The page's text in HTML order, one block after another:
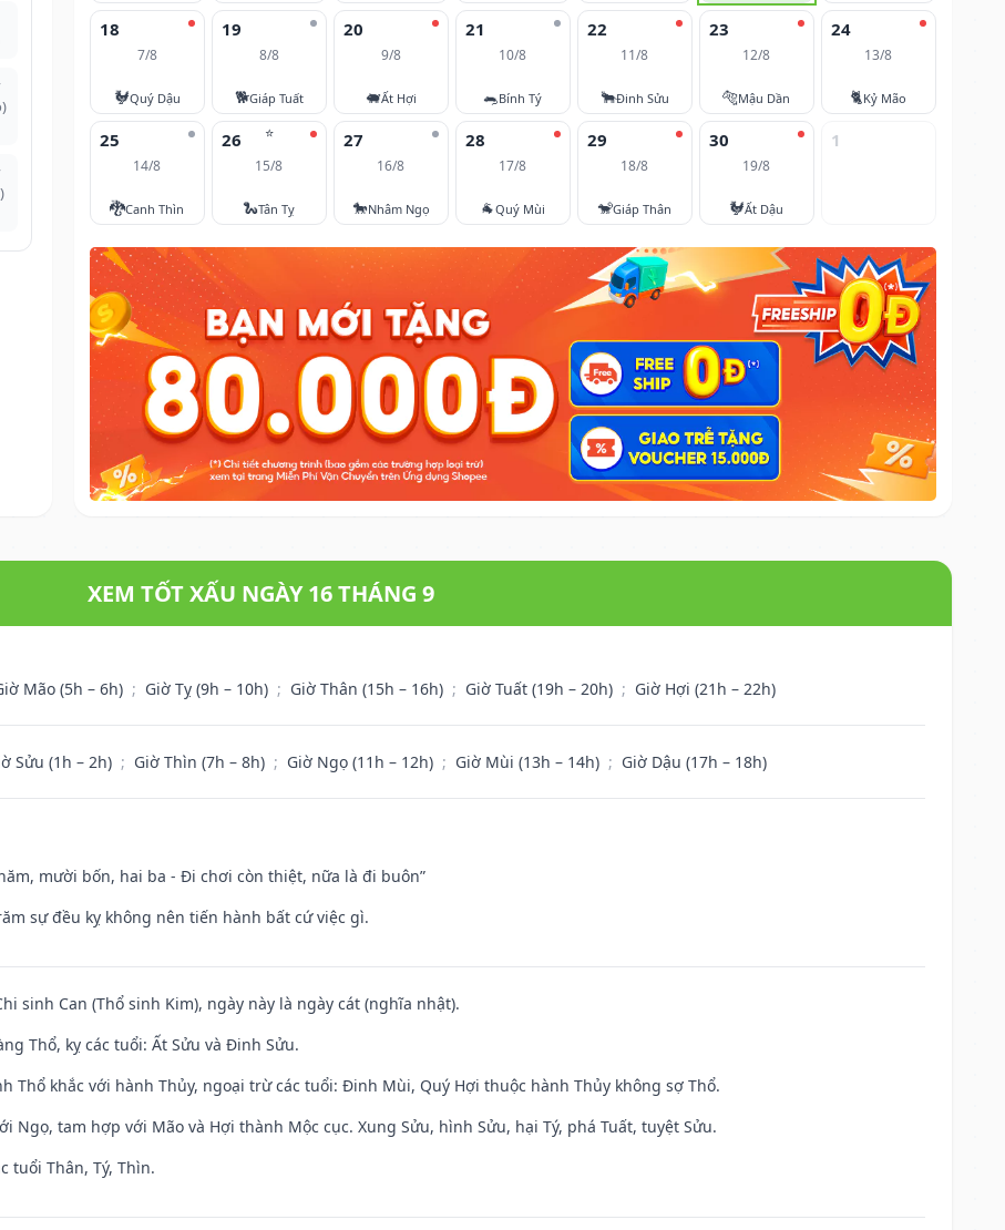
18
7/8
🐓Quý Dậu
19
8/8
🐕Giáp Tuất
20
9/8
🐖Ất Hợi
21
10/8
🐀Bính Tý
22
11/8
🐂Đinh Sửu
23
12/8
🐅Mậu Dần
24
13/8
🐈Kỷ Mão
25
14/8
🐉Canh Thìn
⭐
26
15/8
🐍Tân Tỵ
27
16/8
🐎Nhâm Ngọ
28
17/8
🐐Quý Mùi
29
18/8
🐒Giáp Thân
30
19/8
🐓Ất Dậu
1
XEM TỐT XẤU NGÀY 16 THÁNG 9
Mão (5h – 6h) ; Giờ Tỵ (9h – 10h) ; Giờ Thân (15h – 16h) ; Giờ Tuất (19h – 20h) ; Giờ Hợi (21h – 22h)
Sửu (1h – 2h) ; Giờ Thìn (7h – 8h) ; Giờ Ngọ (11h – 12h) ; Giờ Mùi (13h – 14h) ; Giờ Dậu (17h – 18h)
mười bốn, hai ba - Đi chơi còn thiệt, nữa là đi buôn”
sự đều kỵ không nên tiến hành bất cứ việc gì.
sinh Can (Thổ sinh Kim), ngày này là ngày cát (nghĩa nhật).
Thổ, kỵ các tuổi: Ất Sửu và Đinh Sửu.
Thổ khắc với hành Thủy, ngoại trừ các tuổi: Đinh Mùi, Quý Hợi thuộc hành Thủy không sợ Thổ.
Ngọ, tam hợp với Mão và Hợi thành Mộc cục. Xung Sửu, hình Sửu, hại Tý, phá Tuất, tuyệt Sửu.
tuổi Thân, Tý, Thìn.